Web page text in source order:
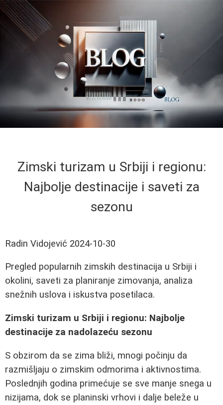
Zimski turizam u Srbiji i regionu:
Najbolje destinacije i saveti za
sezonu
Radin Vidojević 2024-10-30
Pregled popularnih zimskih destinacija u Srbiji i
okolini, saveti za planiranje zimovanja, analiza
snežnih uslova i iskustva posetilaca.
Zimski turizam u Srbiji i regionu: Najbolje
destinacije za nadolazeću sezonu
S obzirom da se zima bliži, mnogi počinju da
razmišljaju o zimskim odmorima i aktivnostima.
Poslednjih godina primećuje se sve manje snega u
nizijama, dok se planinski vrhovi i dalje beleže u